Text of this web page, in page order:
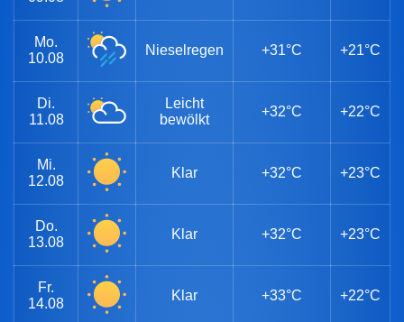
Mo.
10.08
Nieselregen +31°C +21°C
Di.
11.08
Leicht
bewölkt
+32°C +22°C
Mi.
12.08
Klar +32°C +23°C
Do.
13.08
Klar +32°C +23°C
Fr.
14.08
Klar +33°C +22°C